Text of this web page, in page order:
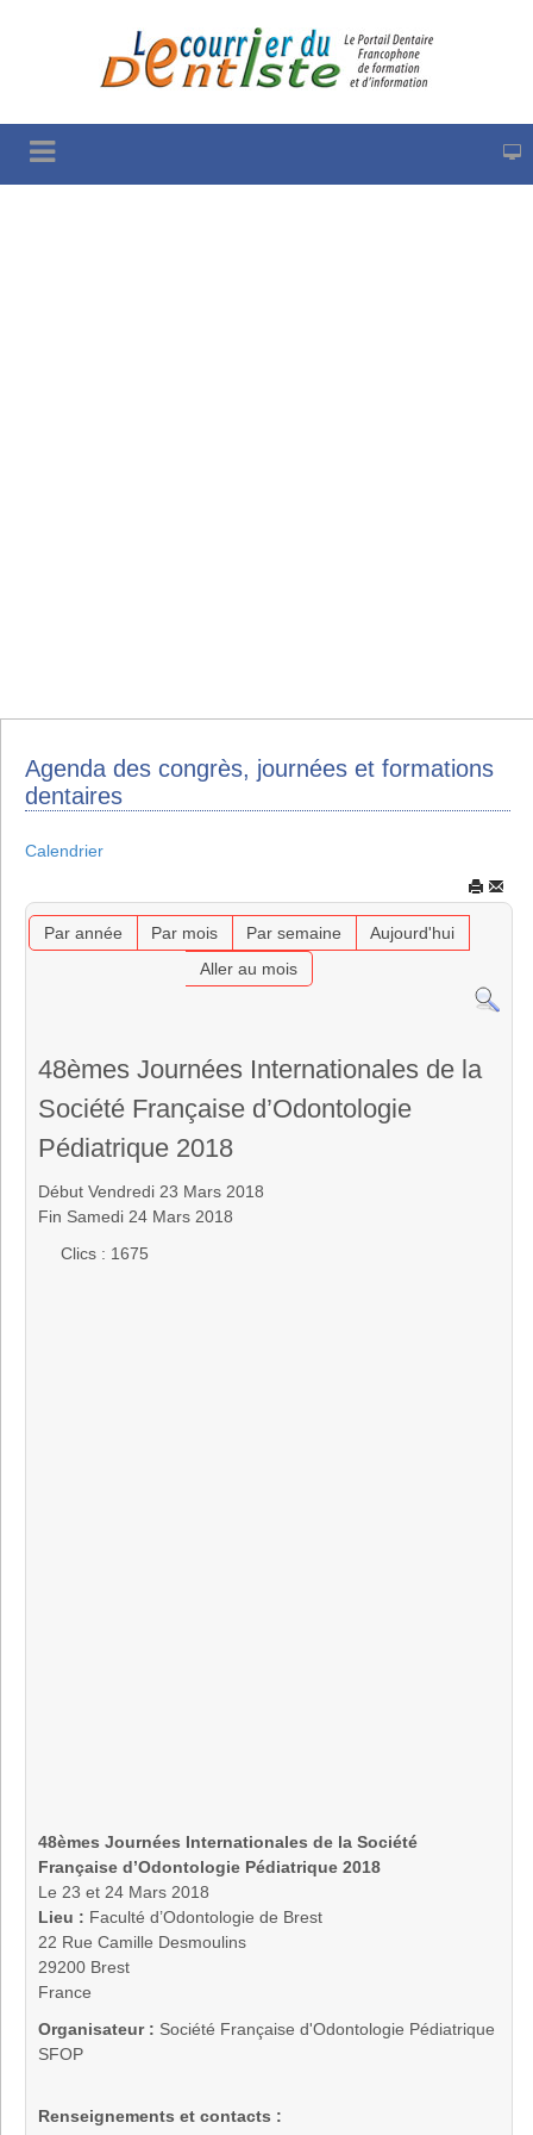
Agenda des congrès, journées et formations
dentaires
Calendrier
Par année Par mois Par semaine
Aujourd'hui
Aller au mois
48èmes Journées Internationales de la
Société Française d’Odontologie
Pédiatrique 2018
Début Vendredi 23 Mars 2018
Fin Samedi 24 Mars 2018
Clics : 1675
48èmes Journées Internationales de la Société
Française d’Odontologie Pédiatrique 2018
Le 23 et 24 Mars 2018
Lieu : Faculté d’Odontologie de Brest
22 Rue Camille Desmoulins
29200 Brest
France
Organisateur : Société Française d'Odontologie Pédiatrique
SFOP
Renseignements et contacts :